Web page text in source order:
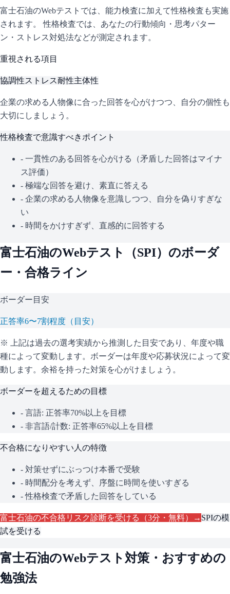
富士石油のWebテストでは、能力検査に加えて性格検査も実施
されます。 性格検査では、あなたの行動傾向・思考パター
ン・ストレス対処法などが測定されます。
重視される項目
協調性ストレス耐性主体性
企業の求める人物像に合った回答を心がけつつ、自分の個性も
大切にしましょう。
性格検査で意識すべきポイント
- 一貫性のある回答を心がける（矛盾した回答はマイナ
ス評価）
- 極端な回答を避け、素直に答える
- 企業の求める人物像を意識しつつ、自分を偽りすぎな
い
- 時間をかけすぎず、直感的に回答する
富士石油のWebテスト（SPI）のボーダ
ー・合格ライン
ボーダー目安
正答率6〜7割程度（目安）
※ 上記は過去の選考実績から推測した目安であり、年度や職
種によって変動します。 ボーダーは年度や応募状況によって変
動します。余裕を持った対策を心がけましょう。
ボーダーを超えるための目標
- 言語: 正答率70%以上を目標
- 非言語/計数: 正答率65%以上を目標
不合格になりやすい人の特徴
- 対策せずにぶっつけ本番で受験
- 時間配分を考えず、序盤に時間を使いすぎる
- 性格検査で矛盾した回答をしている
富士石油の不合格リスク診断を受ける（3分・無料）→ SPIの模
試を受ける
富士石油のWebテスト対策・おすすめの
勉強法